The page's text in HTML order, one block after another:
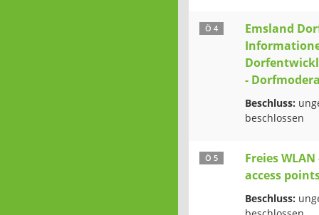
Ö 4
Emsland
-
Beschluss:
beschlossen
Ö 5
Freies
access
Beschluss: